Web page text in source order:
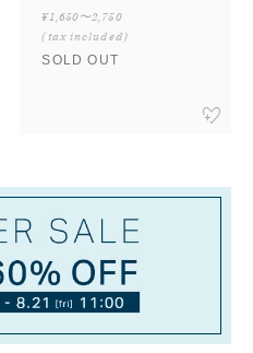
¥1,650〜2,750
(tax included)
SOLD OUT